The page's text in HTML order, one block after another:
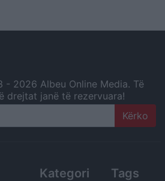
- 2026 Albeu Online Media. Të
drejtat janë të rezervuara!
Kategori Tags